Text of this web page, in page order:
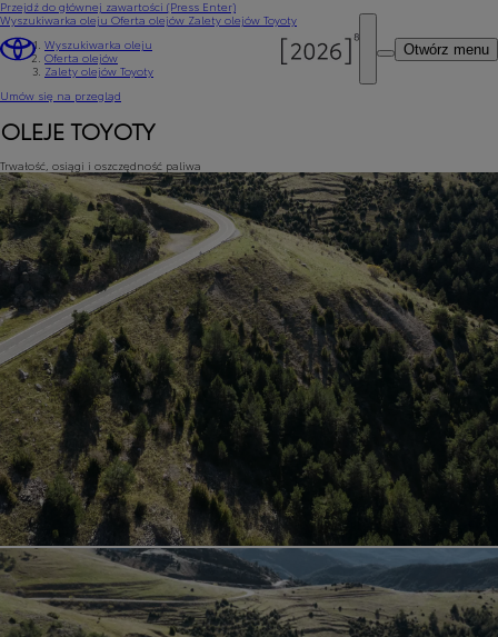
Przejdź do głównej zawartości (Press Enter)
Otwórz menu
Wyszukiwarka oleju Oferta olejów Zalety olejów Toyoty
Wyszukiwarka oleju
Oferta olejów
Zalety olejów Toyoty
Umów się na przegląd
OLEJE TOYOTY
Trwałość, osiągi i oszczędność paliwa